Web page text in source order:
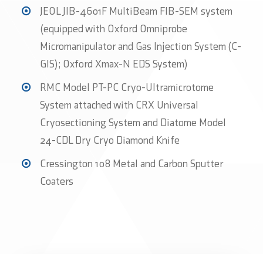
JEOL JIB-4601F MultiBeam FIB-SEM system
(equipped with Oxford Omniprobe
Micromanipulator and Gas Injection System (C-
GIS); Oxford Xmax-N EDS System)
RMC Model PT-PC Cryo-Ultramicrotome
System attached with CRX Universal
Cryosectioning System and Diatome Model
24-CDL Dry Cryo Diamond Knife
Cressington 108 Metal and Carbon Sputter
Coaters